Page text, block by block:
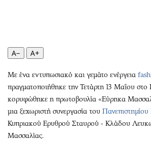
Παράξενα
Πολιτισμός
Σινεμά
Θέατρο-Χορός
Μουσική
Εικαστικά
Βιβλίο
Wine
A− A+
Με ένα εντυπωσιακό και γεμάτο ενέργεια
πραγματοποιήθηκε την Τετάρτη 13 Μαΐου
κορυφώθηκε η πρωτοβουλία «Εύρηκα
μια ξεχωριστή συνεργασία του
Κυπριακού Ερυθρού Σταυρού - Κλάδου
Μασσαλίας.